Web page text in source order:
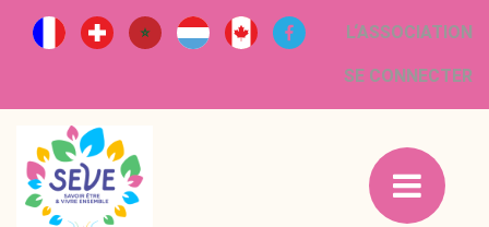
L‘ASSOCIATION
SE CONNECTER